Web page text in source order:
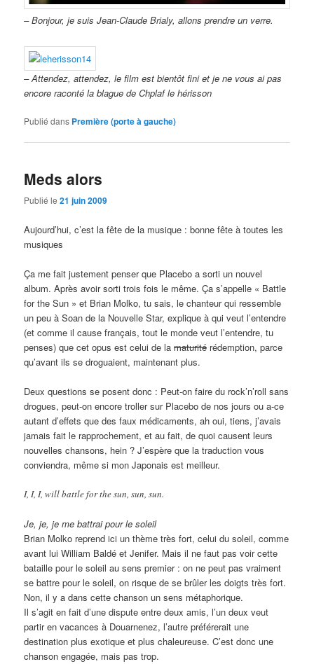
– Bonjour, je suis Jean-Claude Brialy, allons prendre un verre.
– Attendez, attendez, le film est bientôt fini et je ne vous ai pas
encore raconté la blague de Chplaf le hérisson
Publié dans Première (porte à gauche)
Meds alors
Publié le21 juin 2009
Aujourd’hui, c’est la fête de la musique : bonne fête à toutes les
musiques
Ça me fait justement penser que Placebo a sorti un nouvel
album. Après avoir sorti trois fois le même. Ça s’appelle « Battle
for the Sun » et Brian Molko, tu sais, le chanteur qui ressemble
un peu à Soan de la Nouvelle Star, explique à qui veut l’entendre
(et comme il cause français, tout le monde veut l’entendre, tu
penses) que cet opus est celui de lamaturité rédemption, parce
qu’avant ils se droguaient, maintenant plus.
Deux questions se posent donc : Peut-on faire du rock’n’roll sans
drogues, peut-on encore troller sur Placebo de nos jours ou a-ce
autant d’effets que des faux médicaments, ah oui, tiens, j’avais
jamais fait le rapprochement, et au fait, de quoi causent leurs
nouvelles chansons, hein ? J’espère que la traduction vous
conviendra, même si mon Japonais est meilleur.
I, I, I, will battle for the sun, sun, sun.
Je, je, je me battrai pour le soleil
Brian Molko reprend ici un thème très fort, celui du soleil, comme
avant lui William Baldé et Jenifer. Mais il ne faut pas voir cette
bataille pour le soleil au sens premier : on ne peut pas vraiment
se battre pour le soleil, on risque de se brûler les doigts très fort.
Non, il y a dans cette chanson un sens métaphorique.
Il s’agit en fait d’une dispute entre deux amis, l’un deux veut
partir en vacances à Douarnenez, l’autre préférerait une
destination plus exotique et plus chaleureuse. C’est donc une
chanson engagée, mais pas trop.